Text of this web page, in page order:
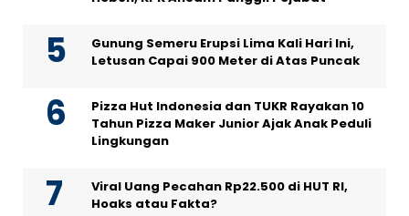
Gunung Semeru Erupsi Lima Kali Hari Ini,
Letusan Capai 900 Meter di Atas Puncak
Pizza Hut Indonesia dan TUKR Rayakan 10
Tahun Pizza Maker Junior Ajak Anak Peduli
Lingkungan
Viral Uang Pecahan Rp22.500 di HUT RI,
Hoaks atau Fakta?